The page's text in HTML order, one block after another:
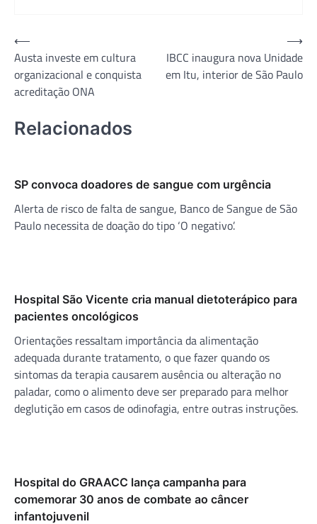
Navegação
de
Post
⟵
Austa investe em cultura
organizacional e conquista
acreditação ONA
IBCC inaugura nova Unidade
em Itu, interior de São Paulo
⟶
Relacionados
SP convoca doadores de sangue com urgência
Alerta de risco de falta de sangue, Banco de Sangue de São
Paulo necessita de doação do tipo ‘O negativo’.
Hospital São Vicente cria manual dietoterápico para
pacientes oncológicos
Orientações ressaltam importância da alimentação
adequada durante tratamento, o que fazer quando os
sintomas da terapia causarem ausência ou alteração no
paladar, como o alimento deve ser preparado para melhor
deglutição em casos de odinofagia, entre outras instruções.
Hospital do GRAACC lança campanha para
comemorar 30 anos de combate ao câncer
infantojuvenil